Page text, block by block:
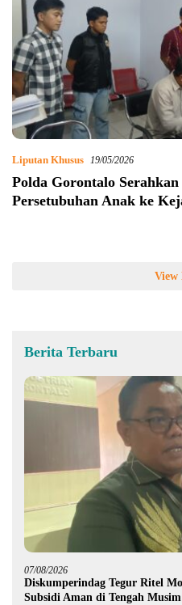
Liputan Khusus 19/05/2026
Polda Gorontalo Serahkan
Persetubuhan Anak ke
View
Berita Terbaru
07/08/2026
Diskumperindag Tegur Ritel
Subsidi Aman di Tengah